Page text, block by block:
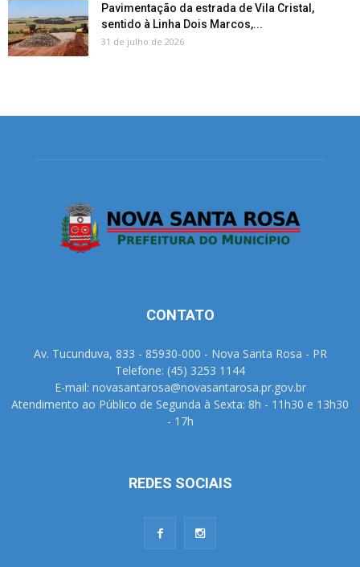
Pavimentação da estrada de Vila Cristal,
sentido à Linha Dois Marcos,...
31 de julho de 2026
CONTATO
Av. Tucunduva, 833 - 85930-000 - Nova Santa Rosa - PR
Telefone: (45) 3253 1144
E-mail: novasantarosa@novasantarosa.pr.gov.br
Atendimento ao Público de Segunda à Sexta: 8h - 11h30 e 13h30
- 17h
REDES SOCIAIS